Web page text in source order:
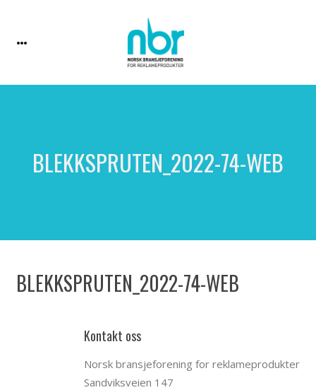
BLEKKSPRUTEN_2022-74-WEB
BLEKKSPRUTEN_2022-74-WEB
Kontakt oss
Norsk bransjeforening for reklameprodukter
Sandviksveien 147